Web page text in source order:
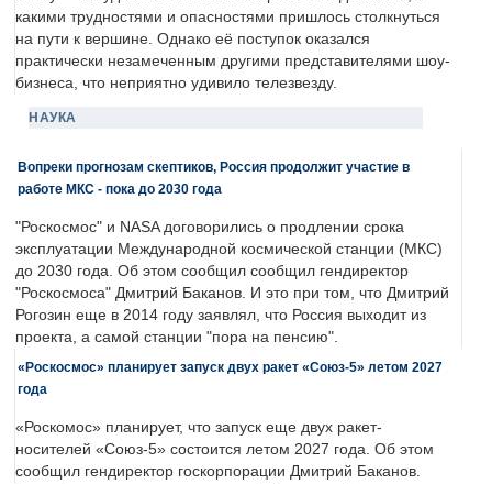
какими трудностями и опасностями пришлось столкнуться
на пути к вершине. Однако её поступок оказался
практически незамеченным другими представителями шоу-
бизнеса, что неприятно удивило телезвезду.
НАУКА
Вопреки прогнозам скептиков, Россия продолжит участие в
работе МКС - пока до 2030 года
"Роскосмос" и NASA договорились о продлении срока
эксплуатации Международной космической станции (МКС)
до 2030 года. Об этом сообщил сообщил гендиректор
"Роскосмоса" Дмитрий Баканов. И это при том, что Дмитрий
Рогозин еще в 2014 году заявлял, что Россия выходит из
проекта, а самой станции "пора на пенсию".
«Роскосмос» планирует запуск двух ракет «Союз-5» летом 2027
года
«Роскомос» планирует, что запуск еще двух ракет-
носителей «Союз-5» состоится летом 2027 года. Об этом
сообщил гендиректор госкорпорации Дмитрий Баканов.